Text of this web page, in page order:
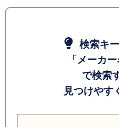
検索キー
「メーカー
で検索
見つけやす